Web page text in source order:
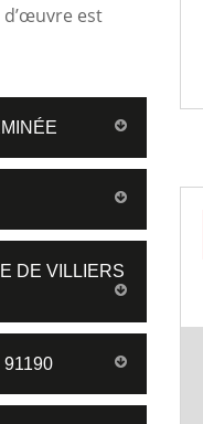
est
DE VILLIERS
91190